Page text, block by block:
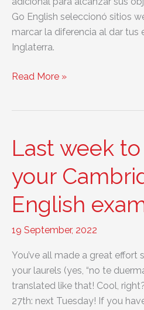
Go English seleccionó sitios
marcar la diferencia al dar tus
Inglaterra.
Sitios
de
examen
de
Cambridge
Read More »
Last week
your
English
19 September, 2022
You’ve all made a great effort
your laurels (yes, “no te
translated like that! Cool,
27th: next Tuesday! If you